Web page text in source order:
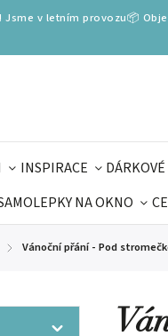
v letním provozu📦
INSPIRACE DÁRKOVÉ
NA OKNO
/ Vánoční přání - Pod